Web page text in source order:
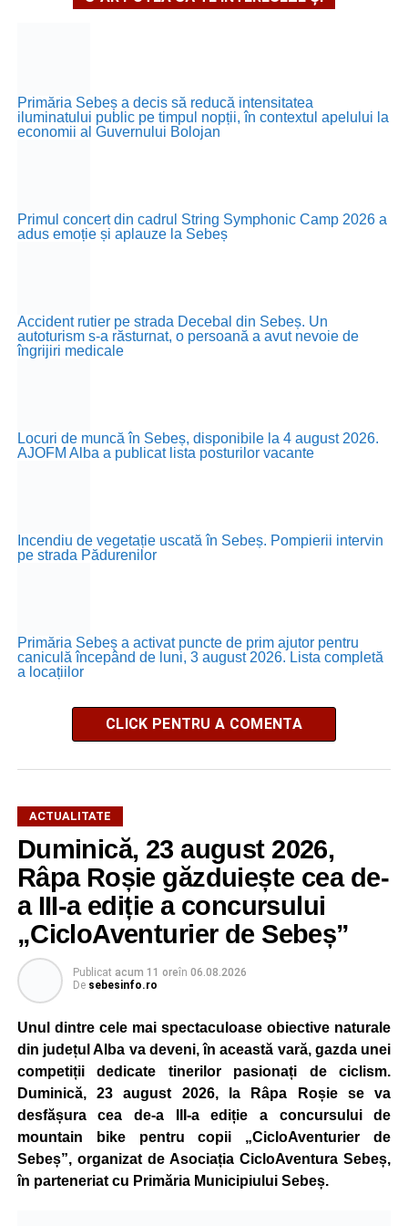
Primăria Sebeș a decis să reducă intensitatea
iluminatului public pe timpul nopții, în contextul apelului la
economii al Guvernului Bolojan
Primul concert din cadrul String Symphonic Camp 2026 a
adus emoție și aplauze la Sebeș
Accident rutier pe strada Decebal din Sebeș. Un
autoturism s-a răsturnat, o persoană a avut nevoie de
îngrijiri medicale
Locuri de muncă în Sebeș, disponibile la 4 august 2026.
AJOFM Alba a publicat lista posturilor vacante
Incendiu de vegetație uscată în Sebeș. Pompierii intervin
pe strada Pădurenilor
Primăria Sebeș a activat puncte de prim ajutor pentru
caniculă începând de luni, 3 august 2026. Lista completă
a locațiilor
CLICK PENTRU A COMENTA
ACTUALITATE
Duminică, 23 august 2026,
Râpa Roșie găzduiește cea de-
a III-a ediție a concursului
„CicloAventurier de Sebeș”
Publicat acum 11 oreîn 06.08.2026
De sebesinfo.ro
Unul dintre cele mai spectaculoase obiective naturale
din județul Alba va deveni, în această vară, gazda unei
competiții dedicate tinerilor pasionați de ciclism.
Duminică, 23 august 2026, la Râpa Roșie se va
desfășura cea de-a III-a ediție a concursului de
mountain bike pentru copii „CicloAventurier de
Sebeș”, organizat de Asociația CicloAventura Sebeș,
în parteneriat cu Primăria Municipiului Sebeș.